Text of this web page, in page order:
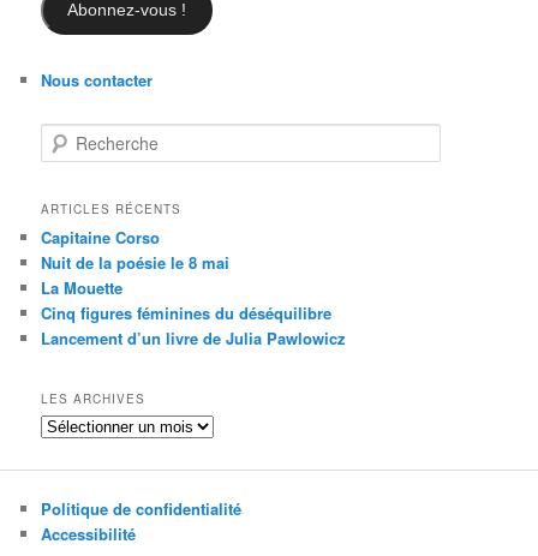
Abonnez-vous !
Nous contacter
e
h
r
c
h
e
ARTICLES RÉCENTS
Capitaine Corso
Nuit de la poésie le 8 mai
La Mouette
Cinq figures féminines du déséquilibre
Lancement d’un livre de Julia Pawlowicz
LES ARCHIVES
Les
Politique de confidentialité
Accessibilité